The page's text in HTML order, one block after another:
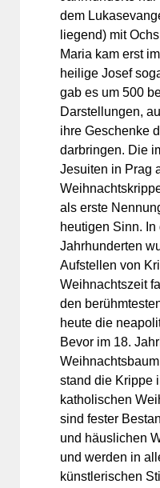
dem
liegend) mit
Maria kam erst
heilige Josef
gab es um 500
Darstellungen,
ihre Geschenke
darbringen. Die
Jesuiten in Prag
als erste
heutigen Sinn.
Jahrhunderten
Aufstellen von
Weihnachtszeit
den
heute die
Bevor im 18.
stand die Krippe
katholischen
sind fester
und häuslichen
und werden in
künstlerischen